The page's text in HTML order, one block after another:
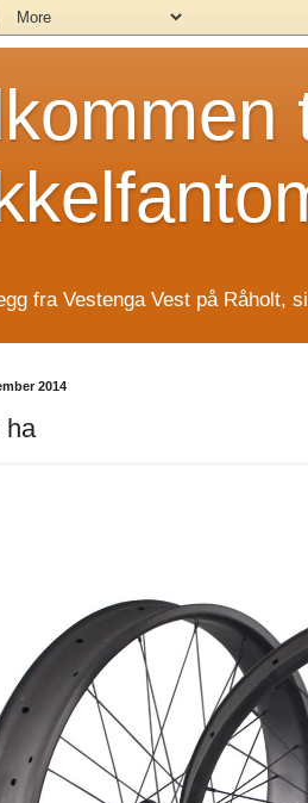
fra Vestenga Vest på Råholt,
2014
ha